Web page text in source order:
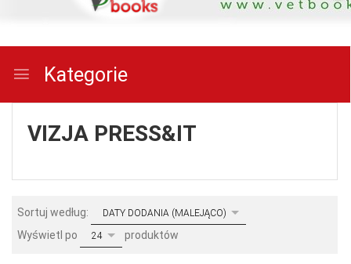
Kategorie
VIZJA PRESS&IT
Sortuj według: sortDATY DODANIA (MALEJĄCO)
Wyświetl po pop24 produktów